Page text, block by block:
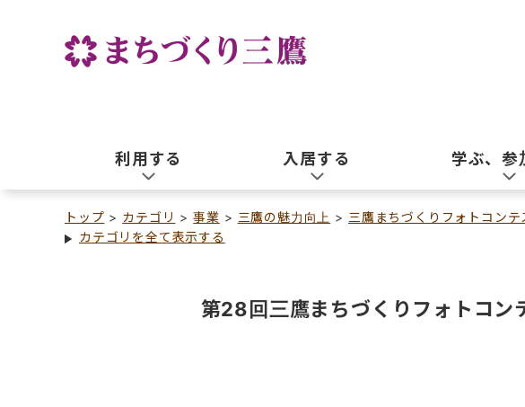
利用する 入居する 学ぶ、参
トップ カテゴリ 事業 三鷹の魅力向上
三鷹まちづくりフォトコンテ
カテゴリを全て表示する
第28回三鷹まちづくりフォトコン